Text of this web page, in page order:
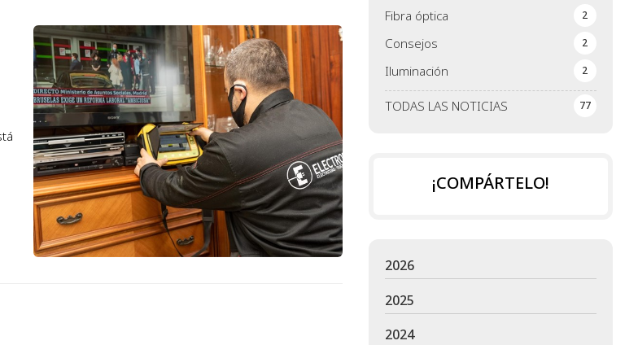
TODAS LAS NOTICIAS 77
Fibra óptica 2
Consejos 2
Iluminación 2
¡COMPÁRTELO!
2026
2025
2024